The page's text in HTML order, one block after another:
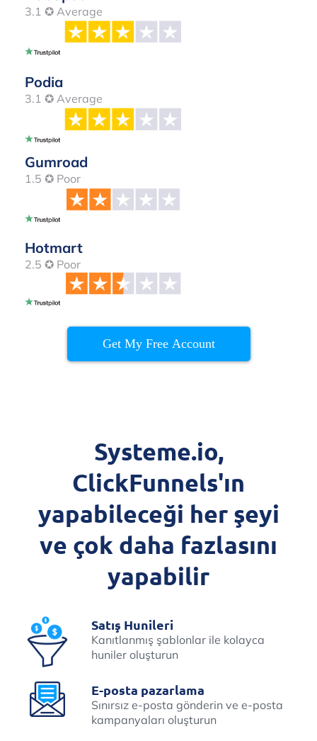
3.1 ✪ Average
Podia
3.1 ✪ Average
Gumroad
1.5 ✪ Poor
Hotmart
2.5 ✪ Poor
Get My Free Account
Systeme.io,
ClickFunnels'ın
yapabileceği her şeyi
ve çok daha fazlasını
yapabilir
Satış Hunileri
Kanıtlanmış şablonlar ile kolayca
huniler oluşturun
E-posta pazarlama
Sınırsız e-posta gönderin ve e-posta
kampanyaları oluşturun